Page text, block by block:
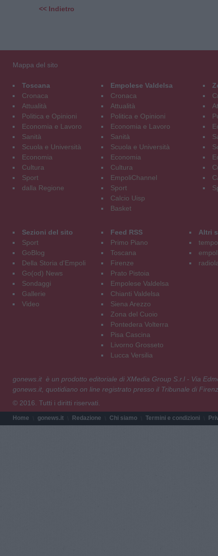
<< Indietro
Mappa del sito
Toscana
Cronaca
Attualità
Politica e Opinioni
Economia e Lavoro
Sanità
Scuola e Università
Economia
Cultura
Sport
dalla Regione
Empolese Valdelsa
Cronaca
Attualità
Politica e Opinioni
Economia e Lavoro
Sanità
Scuola e Università
Economia
Cultura
EmpoliChannel
Sport
Calcio Uisp
Basket
Sezioni del sito
Sport
GoBlog
Della Storia d'Empoli
Go(od) News
Sondaggi
Gallerie
Video
Feed RSS
Primo Piano
Toscana
Firenze
Prato Pistoia
Empolese Valdelsa
Chianti Valdelsa
Siena Arezzo
Zona del Cuoio
Pontedera Volterra
Pisa Cascina
Livorno Grosseto
Lucca Versilia
Altri
gonews.it è un prodotto editoriale di XMedia Group S.r.l - Via
gonews.it, quotidiano on line registrato presso il Tribunale di
© 2016. Tutti i diritti riservati.
Home gonews.it Redazione Chi siamo Termini e condizioni